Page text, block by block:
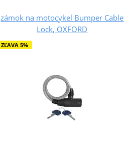
zámok na motocykel Bumper Cable
Lock, OXFORD
ZĽAVA 5%